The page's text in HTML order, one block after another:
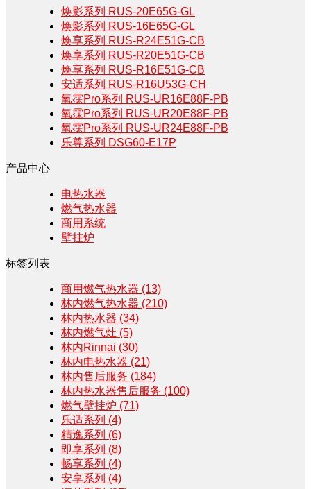
焕影系列 RUS-20E65G-GL
焕影系列 RUS-16E65G-GL
焕享系列 RUS-R24E51G-CB
焕享系列 RUS-R20E51G-CB
焕享系列 RUS-R16E51G-CB
安适系列 RUS-R16U53G-CH
氧霂Pro系列 RUS-UR16E88F-PB
氧霂Pro系列 RUS-UR20E88F-PB
氧霂Pro系列 RUS-UR24E88F-PB
乐尊系列 DSG60-E17P
产品中心
电热水器
燃气热水器
商用系统
壁挂炉
标签列表
商用燃气热水器 (13)
林内燃气热水器 (210)
林内热水器 (34)
林内燃气灶 (5)
林内Rinnai (30)
林内电热水器 (21)
林内售后服务 (184)
林内热水器售后服务 (100)
燃气壁挂炉 (71)
乐适系列 (4)
精逸系列 (6)
即享系列 (8)
畅享系列 (4)
安享系列 (4)